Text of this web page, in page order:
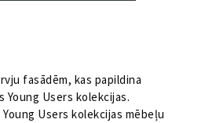
fasādēm, kas papildina
Users kolekcijas.
Users kolekcijas mēbeļu